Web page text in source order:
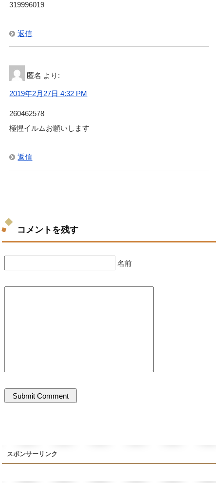
319996019
返信
匿名 より:
2019年2月27日 4:32 PM
260462578
極惺イルムお願いします
返信
コメントを残す
名前
スポンサーリンク